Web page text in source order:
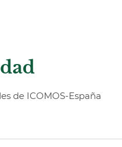
de ICOMOS-España